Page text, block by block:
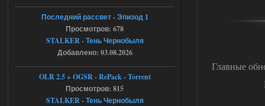
Главные
как изменить макс сумму
ставки в файлах чтобы
ставить больше 1 к
Ответить ➤
05.08.2026
Тайна Зоны - Remaster 2026
Stalker-Mods-Clan-su
Последний рассвет - Эпизод 1
Просмотров: 678
STALKER - Тень Чернобыля
Добавлено: 03.08.2026
OLR 2.5 + OGSR - RePack - Torrent
Просмотров: 815
STALKER - Тень Чернобыля